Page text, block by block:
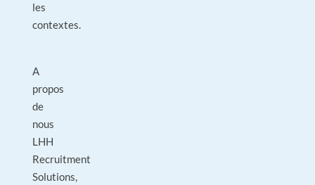
les
contextes.
A
propos
de
nous
LHH
Recruitment
Solutions,